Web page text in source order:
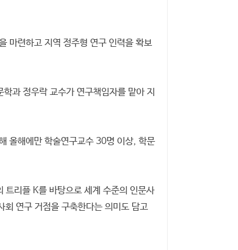
마련하고 지역 정주형 연구 인력을 확보
과 정우락 교수가 연구책임자를 맡아 지
올해에만 학술연구교수 30명 이상, 학문
트리플 K를 바탕으로 세계 수준의 인문사
회 연구 거점을 구축한다는 의미도 담고